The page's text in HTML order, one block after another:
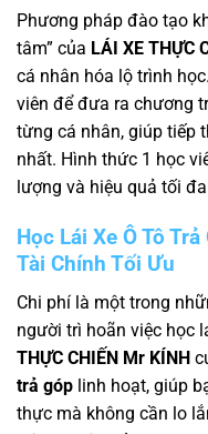
Phương pháp đào tạo
tâm” của LÁI XE THỰC
cá nhân hóa lộ trình
viên để đưa ra chương
từng cá nhân, giúp tiếp
nhất. Hình thức 1 học
lượng và hiệu quả tối
Học Lái Xe Ô Tô
Tài Chính Tối Ưu
Chi phí là một trong
người trì hoãn việc học
THỰC CHIẾN Mr KÍNH
trả góp linh hoạt, giúp
thực mà không cần lo